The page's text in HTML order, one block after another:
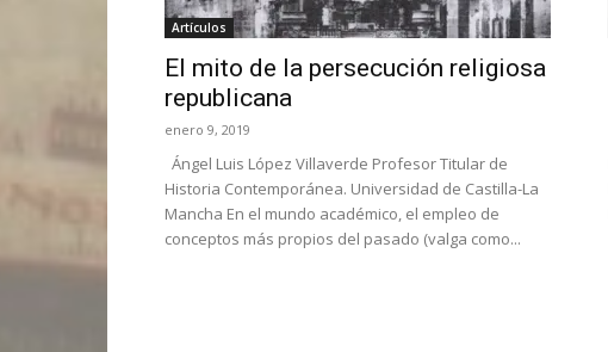
Artículos
El mito de la persecución religiosa
republicana
enero 9, 2019
Ángel Luis López Villaverde Profesor Titular de
Historia Contemporánea. Universidad de Castilla-La
Mancha En el mundo académico, el empleo de
conceptos más propios del pasado (valga como...